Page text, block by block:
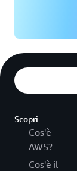
Scopri
Cos'è
AWS?
Cos'è il